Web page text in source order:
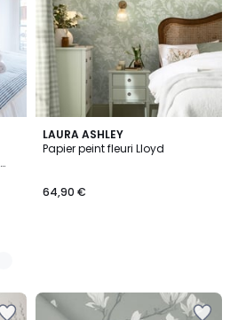
LAURA ASHLEY
Papier peint fleuri Lloyd
64,90 €